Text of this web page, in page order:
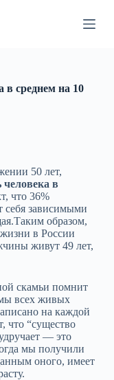
в среднем на 10
50 лет,
в
что 36%
себя зависимыми
образом,
в России
живут 49 лет,
скамьи помнит
всех живых
на каждой
что “существо
— это
мы получили
оного, имеет